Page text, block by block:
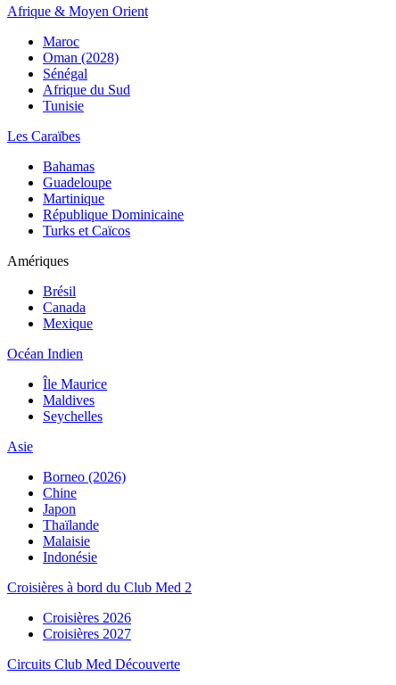
Afrique & Moyen Orient
Maroc
Oman (2028)
Sénégal
Afrique du Sud
Tunisie
Les Caraïbes
Bahamas
Guadeloupe
Martinique
République Dominicaine
Turks et Caïcos
Amériques
Brésil
Canada
Mexique
Océan Indien
Île Maurice
Maldives
Seychelles
Asie
Borneo (2026)
Chine
Japon
Thaïlande
Malaisie
Indonésie
Croisières à bord du Club Med 2
Croisières 2026
Croisières 2027
Circuits Club Med Découverte